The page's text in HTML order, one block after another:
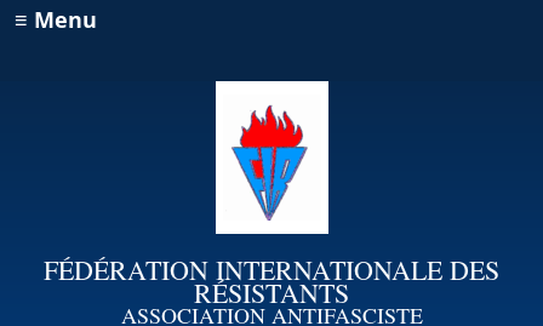
≡ Menu
FÉDÉRATION INTERNATIONALE DES
RÉSISTANTS
ASSOCIATION ANTIFASCISTE